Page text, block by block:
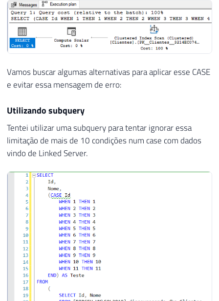
Vamos buscar algumas alternativas para aplicar esse CASE
e evitar essa mensagem de erro:
Utilizando subquery
Tentei utilizar uma subquery para tentar ignorar essa
limitação de mais de 10 condições num case com dados
vindo de Linked Server.